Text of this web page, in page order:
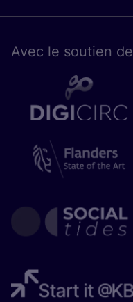
Avec le sou­tien de